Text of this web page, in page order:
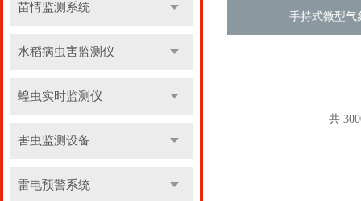
苗情监测系统
水稻病虫害监测仪
蝗虫实时监测仪
害虫监测设备
雷电预警系统
手持式微型气
共